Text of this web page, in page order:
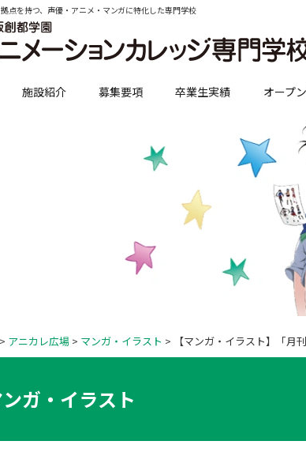
点を持つ、声優・アニメ・マンガに特化した専門学校
施設紹介 募集要項 卒業生実績 オープ
> アニカレ広場> マンガ・イラスト > 【マンガ・イラスト】「月
ガ・イラスト